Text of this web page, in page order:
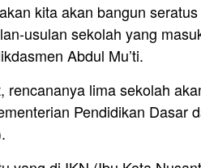
kita akan bangun
usulan sekolah yang
Abdul Mu’ti.
rencananya lima sekolah
Pendidikan Dasar